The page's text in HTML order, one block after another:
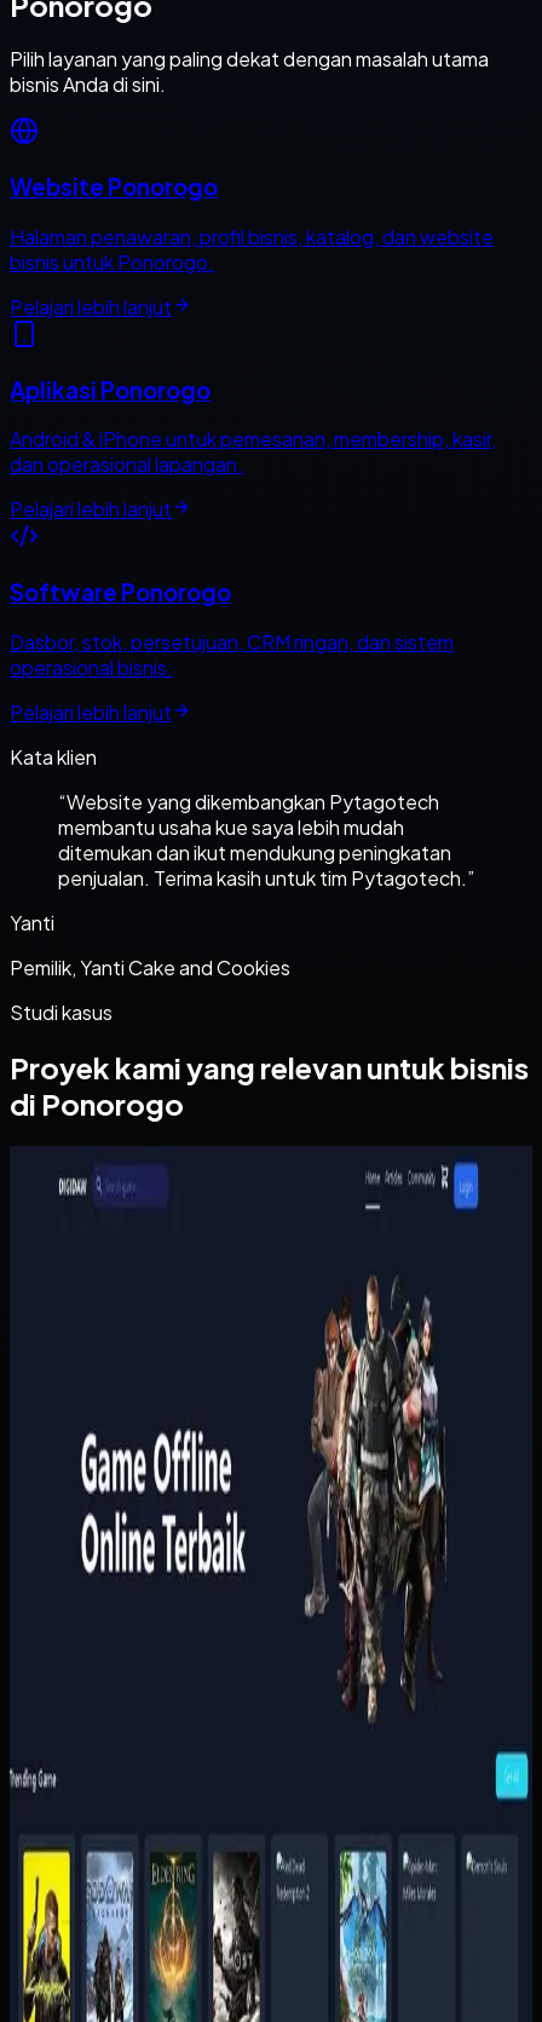
Pilih layanan yang paling dekat dengan masalah utama
bisnis Anda di sini.
Website Ponorogo
Halaman penawaran, profil bisnis, katalog, dan website
bisnis untuk Ponorogo.
Pelajari lebih lanjut
Aplikasi Ponorogo
Android & iPhone untuk pemesanan, membership, kasir,
dan operasional lapangan.
Pelajari lebih lanjut
Software Ponorogo
Dasbor, stok, persetujuan, CRM ringan, dan sistem
operasional bisnis.
Pelajari lebih lanjut
Kata klien
“Website yang dikembangkan Pytagotech
membantu usaha kue saya lebih mudah
ditemukan dan ikut mendukung peningkatan
penjualan. Terima kasih untuk tim Pytagotech.”
Yanti
Pemilik, Yanti Cake and Cookies
Studi kasus
Proyek kami yang relevan untuk bisnis
di Ponorogo
Website
Digidaw Gameshop
Pembelian game masih bergantung pada proses manual
yang lambat, sementara pengguna butuh metode
pembayaran lokal dan konfirmasi yang cepat. Tanpa sistem
yang rapi, proses transaksi terasa merepotkan dan
kepercayaan pelanggan lebih sulit dibangun.
Yang kami bangun
Kami menata katalog, keranjang, pembayaran, dan riwayat
pembelian pengguna dalam satu alur yang ringkas.
Pembayaran dan status pesanan dihubungkan ke proses
penyerahan akses supaya pelanggan tidak perlu
menunggu admin untuk setiap transaksi.